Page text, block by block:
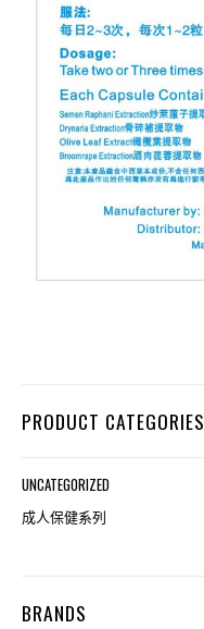
PRODUCT CATEGORIES
UNCATEGORIZED
成人保健系列
BRANDS